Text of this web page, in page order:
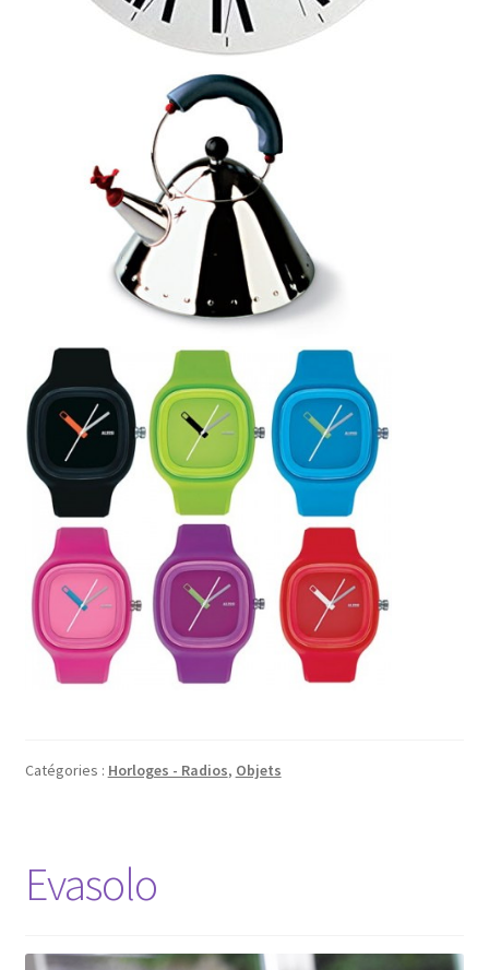
Catégories : Horloges - Radios, Objets
Evasolo